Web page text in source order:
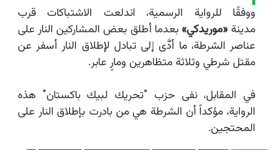
ووفقًا للرواية الرسمية، اندلعت الاشتباكات قرب
مدينة«موريدكي»بعدما أطلق بعض المشاركين النار على
عناصر الشرطة، ما أدَّى إلى تبادل لإطلاق النار أسفر عن
مقتل شرطي وثلاثة متظاهرين ومارٍ عابر.
في المقابل، نفى حزب "تحريك لبيك باكستان" هذه
الرواية، مؤكداً أن الشرطة هي من بادرت بإطلاق النار على
المحتجين.